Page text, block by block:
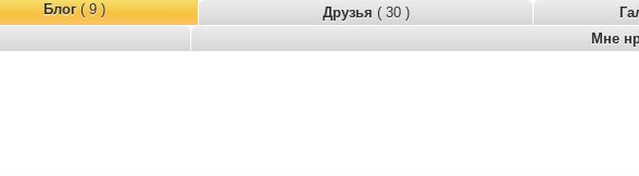
Блог( 9 ) Друзья ( 30 )
Мне